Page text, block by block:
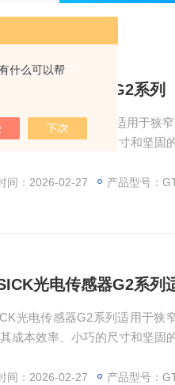
什么可以帮
光电传感器G2系列
光电传感器G2系列适用于狭
成本效率、小巧的尺寸和坚固
于性能*的背景抑制功能，传
间：2026-02-27 产品型号：
光电传感器G2系列
光电传感器G2系列适用于狭
成本效率、小巧的尺寸和坚固
于性能*的背景抑制功能，传
间：2026-02-27 产品型号：